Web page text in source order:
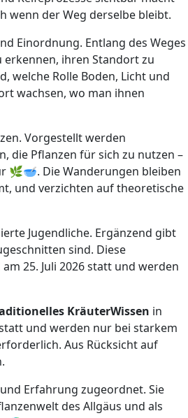
wenn der Weg derselbe bleibt.
Einordnung. Entlang des Weges
erkennen, ihren Standort zu
welche Rolle Boden, Licht und
wachsen, wo man ihnen
Vorgestellt werden
die Pflanzen für sich zu nutzen –
🌿🥣. Die Wanderungen bleiben
und verzichten auf theoretische
Jugendliche. Ergänzend gibt
sind. Diese
25. Juli 2026 statt und werden
KräuterWissen in
und werden nur bei starkem
Aus Rücksicht auf
Erfahrung zugeordnet. Sie
des Allgäus und als